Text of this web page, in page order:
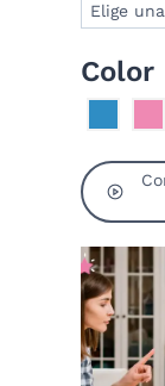
Color